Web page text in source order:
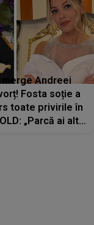
merge Andreei
Fosta soție a
toate privirile în
„Parcă ai altă